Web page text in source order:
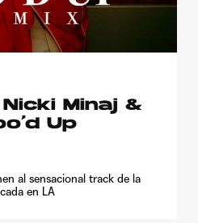
DE UMO agency. TODOS LOS
RESERVADOS.
Nicki Minaj &
Up
al sensacional track de la
en LA